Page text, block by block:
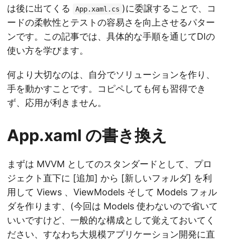
は後に出てくる
App.xaml.cs )に委譲することで、コ
ードの柔軟性とテストの容易さを向上させるパター
ンです。この記事では、具体的な手順を通じてDIの
使い方を学びます。
何より大切なのは、自分でソリューションを作り、
手を動かすことです。コピペしても何も習得でき
ず、応用が利きません。
App.xaml の書き換え
まずは MVVM としてのスタンダードとして、プロ
ジェクト直下に [追加] から [新しいフォルダ] を利
用して Views 、ViewModels そして Models フォル
ダを作ります、(今回は Models 使わないので省いて
いいですけど、一般的な構成として覚えておいてく
ださい、すなわち大規模アプリケーション開発に直